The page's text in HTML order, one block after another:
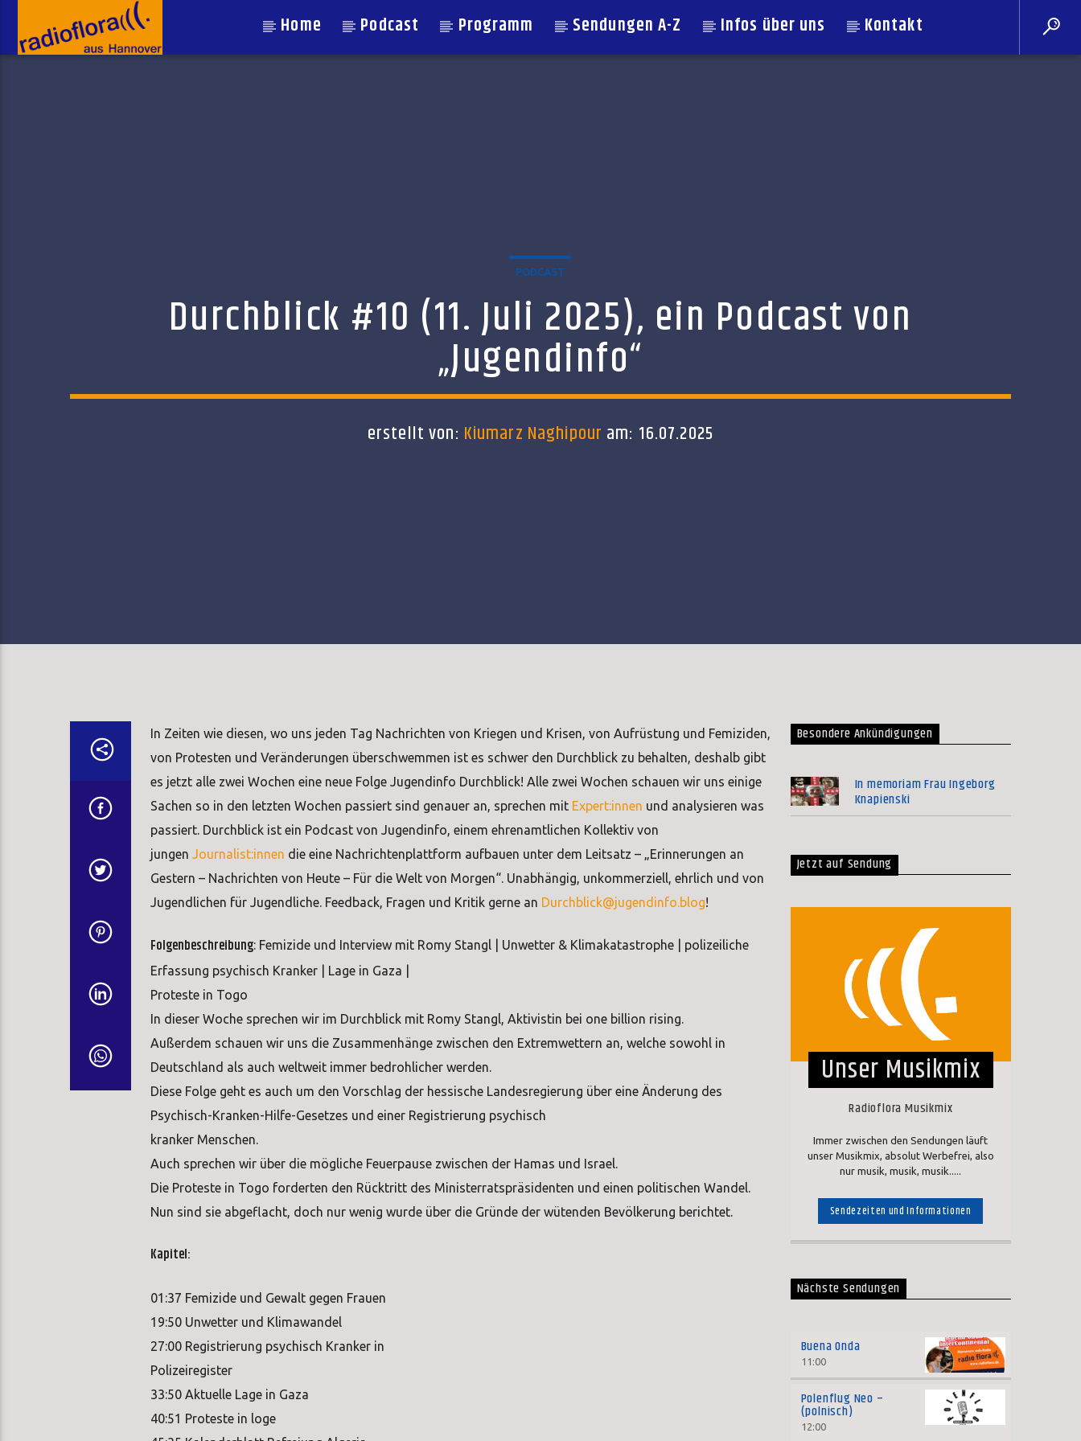
Home Podcast Programm Sendungen A-Z Infos über uns Kontakt
PODCAST
Durchblick #10 (11. Juli 2025), ein Podcast von
„Jugendinfo“
erstellt von: Kiumarz Naghipour am: 16.07.2025
In Zeiten wie diesen, wo uns jeden Tag Nachrichten von Kriegen und Krisen, von Aufrüstung und Femiziden,
von Protesten und Veränderungen überschwemmen ist es schwer den Durchblick zu behalten, deshalb gibt
es jetzt alle zwei Wochen eine neue Folge Jugendinfo Durchblick! Alle zwei Wochen schauen wir uns einige
Sachen so in den letzten Wochen passiert sind genauer an, sprechen mit Expert:innen und analysieren was
passiert. Durchblick ist ein Podcast von Jugendinfo, einem ehrenamtlichen Kollektiv von
jungen Journalist:innen die eine Nachrichtenplattform aufbauen unter dem Leitsatz – „Erinnerungen an
Gestern – Nachrichten von Heute – Für die Welt von Morgen“. Unabhängig, unkommerziell, ehrlich und von
Jugendlichen für Jugendliche. Feedback, Fragen und Kritik gerne an Durchblick@jugendinfo.blog!
Folgenbeschreibung: Femizide und Interview mit Romy Stangl | Unwetter & Klimakatastrophe | polizeiliche
Erfassung psychisch Kranker | Lage in Gaza |
Proteste in Togo
In dieser Woche sprechen wir im Durchblick mit Romy Stangl, Aktivistin bei one billion rising.
Außerdem schauen wir uns die Zusammenhänge zwischen den Extremwettern an, welche sowohl in
Deutschland als auch weltweit immer bedrohlicher werden.
Diese Folge geht es auch um den Vorschlag der hessische Landesregierung über eine Änderung des
Psychisch-Kranken-Hilfe-Gesetzes und einer Registrierung psychisch
kranker Menschen.
Auch sprechen wir über die mögliche Feuerpause zwischen der Hamas und Israel.
Die Proteste in Togo forderten den Rücktritt des Ministerratspräsidenten und einen politischen Wandel.
Nun sind sie abgeflacht, doch nur wenig wurde über die Gründe der wütenden Bevölkerung berichtet.
Kapitel:
01:37 Femizide und Gewalt gegen Frauen
19:50 Unwetter und Klimawandel
27:00 Registrierung psychisch Kranker in
Polizeiregister
33:50 Aktuelle Lage in Gaza
40:51 Proteste in loge
Besondere Ankündigungen
In memoriam Frau Ingeborg
Knapienski
Jetzt auf Sendung
Unser Musikmix
Radioflora Musikmix
Immer zwischen den Sendungen läuft
unser Musikmix, absolut Werbefrei, also
nur musik, musik, musik.....
Sendezeiten und Informationen
Nächste Sendungen
Buena Onda
11:00
Polenflug Neo –
(polnisch)
12:00